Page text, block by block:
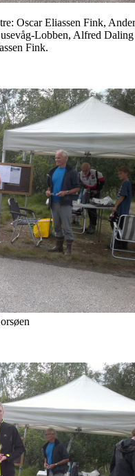
Oscar Eliassen Fink,
Lobben, Alfred Daling
Fink.